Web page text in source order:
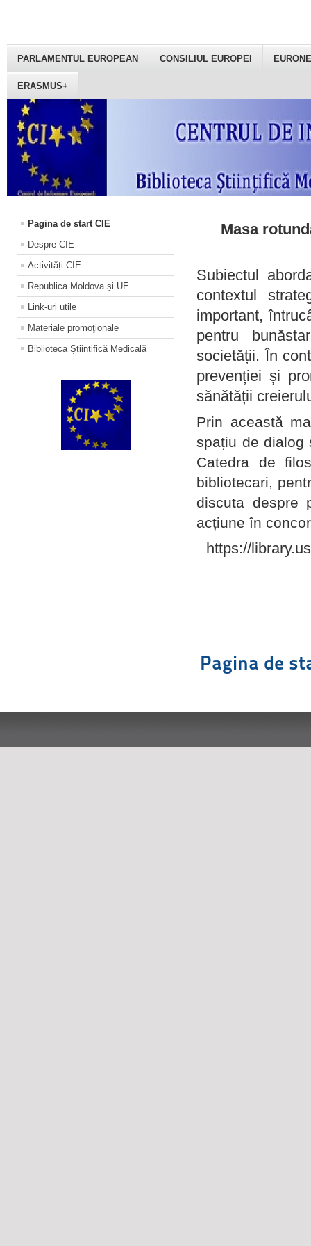
PARLAMENTUL EUROPEAN CONSILIUL EUROPEI
ERASMUS+
Pagina de start CIE
Despre CIE
Activități CIE
Republica Moldova și UE
Link-uri utile
Materiale promoţionale
Biblioteca Științifică Medicală
Masa
Subiectul
contextul
important,
pentru
societății. În
prevenției și
sănătății
Prin această
spațiu de dialog
Catedra de
bibliotecari,
discuta despre
acțiune în
https://
Pagina de